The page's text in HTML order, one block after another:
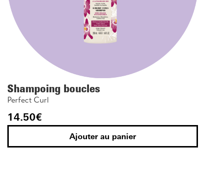
Shampoing boucles
Perfect Curl
14.50€
Ajouter au panier